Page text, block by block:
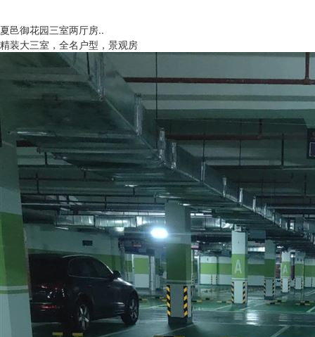
夏邑御花园三室两厅房..
精装大三室，全名户型，景观房